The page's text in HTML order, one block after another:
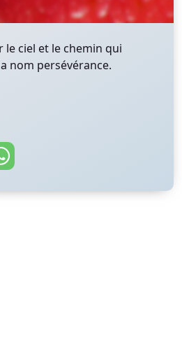
le ciel et le chemin qui
nom persévérance.